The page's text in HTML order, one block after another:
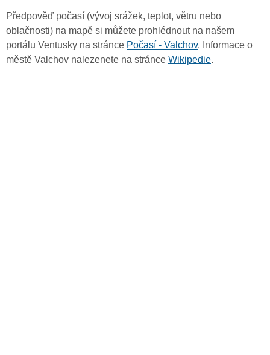
Předpověď počasí (vývoj srážek, teplot, větru nebo
oblačnosti) na mapě si můžete prohlédnout na našem
portálu Ventusky na stránce Počasí - Valchov. Informace o
městě Valchov nalezenete na stránce Wikipedie.